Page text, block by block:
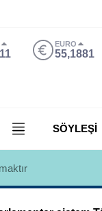
EURO
55,1881
SÖYLEŞİ